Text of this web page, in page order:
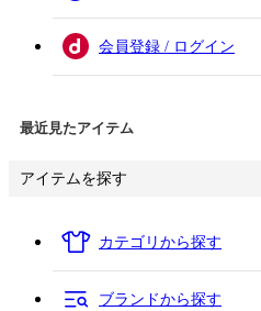
会員登録 / ログイン
最近見たアイテム
アイテムを探す
カテゴリから探す
ブランドから探す